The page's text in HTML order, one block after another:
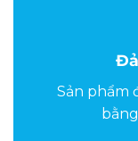
Sản phẩm